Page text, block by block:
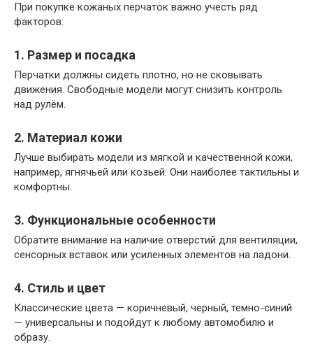
При покупке кожаных перчаток важно учесть ряд
факторов:
1. Размер и посадка
Перчатки должны сидеть плотно, но не сковывать
движения. Свободные модели могут снизить контроль
над рулём.
2. Материал кожи
Лучше выбирать модели из мягкой и качественной кожи,
например, ягнячьей или козьей. Они наиболее тактильны и
комфортны.
3. Функциональные особенности
Обратите внимание на наличие отверстий для вентиляции,
сенсорных вставок или усиленных элементов на ладони.
4. Стиль и цвет
Классические цвета — коричневый, черный, темно-синий
— универсальны и подойдут к любому автомобилю и
образу.